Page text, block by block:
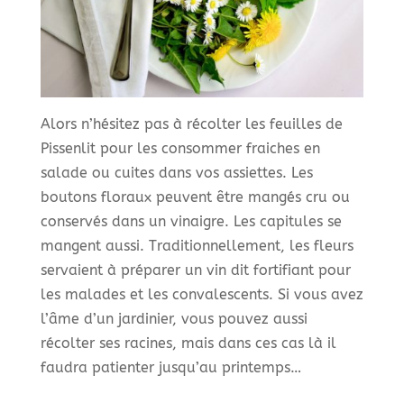
Alors n’hésitez pas à récolter les feuilles de
Pissenlit pour les consommer fraiches en
salade ou cuites dans vos assiettes. Les
boutons floraux peuvent être mangés cru ou
conservés dans un vinaigre. Les capitules se
mangent aussi. Traditionnellement, les fleurs
servaient à préparer un vin dit fortifiant pour
les malades et les convalescents. Si vous avez
l’âme d’un jardinier, vous pouvez aussi
récolter ses racines, mais dans ces cas là il
faudra patienter jusqu’au printemps…